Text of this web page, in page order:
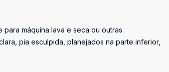
máquina lava e seca ou outras.
pia esculpida, planejados na parte inferior,